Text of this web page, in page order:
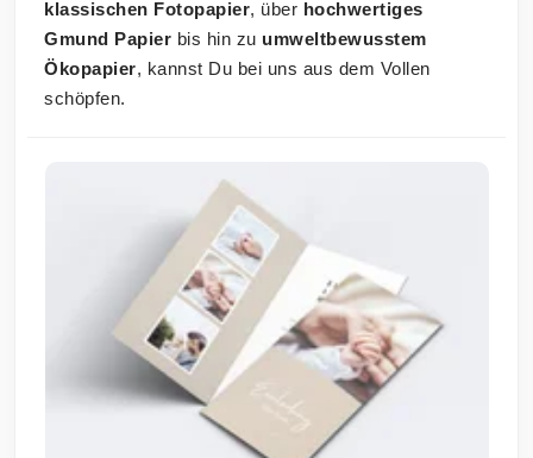
klassischen Fotopapier, über hochwertiges
Gmund Papier bis hin zu umweltbewusstem
Ökopapier, kannst Du bei uns aus dem Vollen
schöpfen.